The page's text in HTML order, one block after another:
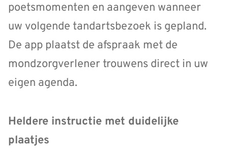
poetsmomenten en aangeven wanneer
uw volgende tandartsbezoek is gepland.
De app plaatst de afspraak met de
mondzorgverlener trouwens direct in uw
eigen agenda.
Heldere instructie met duidelijke
plaatjes